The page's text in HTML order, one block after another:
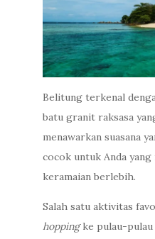
Belitung terkenal
batu granit raksasa
menawarkan suasana
cocok untuk Anda
keramaian berlebih.
Salah satu aktivitas
hoppingke pulau-pulau